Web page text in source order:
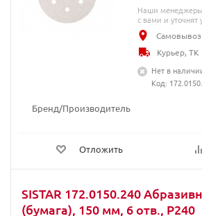
Бренд/Производитель
Отложить
Наши менеджеры
с вами и уточнят
Самовывоз
Курьер, ТК
Нет в
Код:
SISTAR 172.0150.240
(бумага), 150 мм, 6 отв., P240